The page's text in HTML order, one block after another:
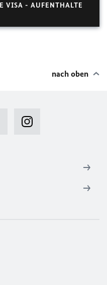
VISA - AUFENTHALTE
nach oben